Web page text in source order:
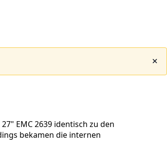
EMC 2639 identisch zu den
bekamen die internen